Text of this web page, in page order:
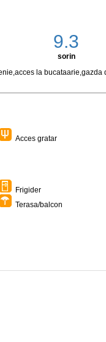
9.3
sorin
la
Acces gratar
Frigider
Terasa/balcon